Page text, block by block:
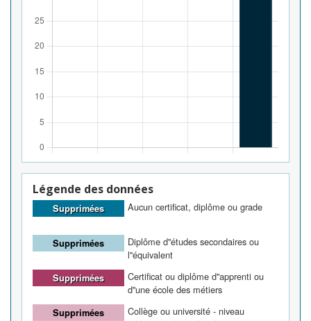
Légende des données
Supprimées Aucun certificat, diplôme ou grade
Supprimées
Diplôme d''études secondaires ou
l''équivalent
Supprimées
Certificat ou diplôme d''apprenti ou
d''une école des métiers
Supprimées
Collège ou université - niveau